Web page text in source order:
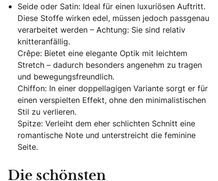
Seide oder Satin: Ideal für einen luxuriösen Auftritt.
Diese Stoffe wirken edel, müssen jedoch passgenau
verarbeitet werden – Achtung: Sie sind relativ
knitteranfällig.
Crêpe: Bietet eine elegante Optik mit leichtem
Stretch – dadurch besonders angenehm zu tragen
und bewegungsfreundlich.
Chiffon: In einer doppellagigen Variante sorgt er für
einen verspielten Effekt, ohne den minimalistischen
Stil zu verlieren.
Spitze: Verleiht dem eher schlichten Schnitt eine
romantische Note und unterstreicht die feminine
Seite.
Die schönsten